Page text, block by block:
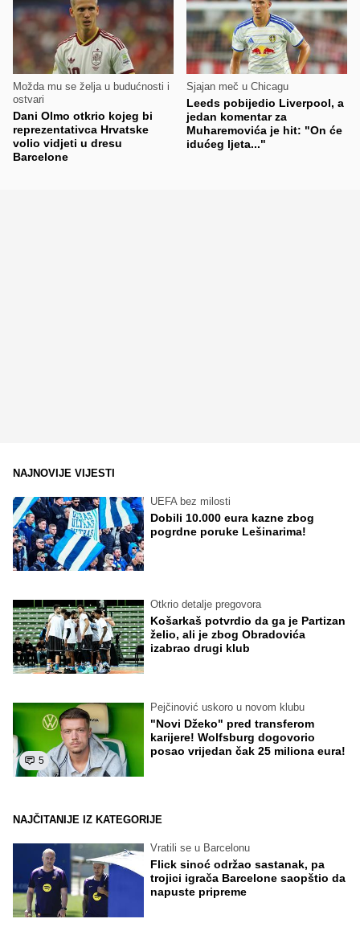
Možda mu se želja u budućnosti i
ostvari
Dani Olmo otkrio kojeg bi
reprezentativca Hrvatske
volio vidjeti u dresu
Barcelone
Sjajan meč u Chicagu
Leeds pobijedio Liverpool, a
jedan komentar za
Muharemovića je hit: "On će
idućeg ljeta..."
NAJNOVIJE VIJESTI
UEFA bez milosti
Dobili 10.000 eura kazne zbog
pogrdne poruke Lešinarima!
Otkrio detalje pregovora
Košarkaš potvrdio da ga je Partizan
želio, ali je zbog Obradovića
izabrao drugi klub
5
Pejčinović uskoro u novom klubu
"Novi Džeko" pred transferom
karijere! Wolfsburg dogovorio
posao vrijedan čak 25 miliona eura!
NAJČITANIJE IZ KATEGORIJE
Vratili se u Barcelonu
Flick sinoć održao sastanak, pa
trojici igrača Barcelone saopštio da
napuste pripreme